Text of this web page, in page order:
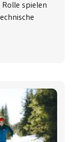
Rolle spielen